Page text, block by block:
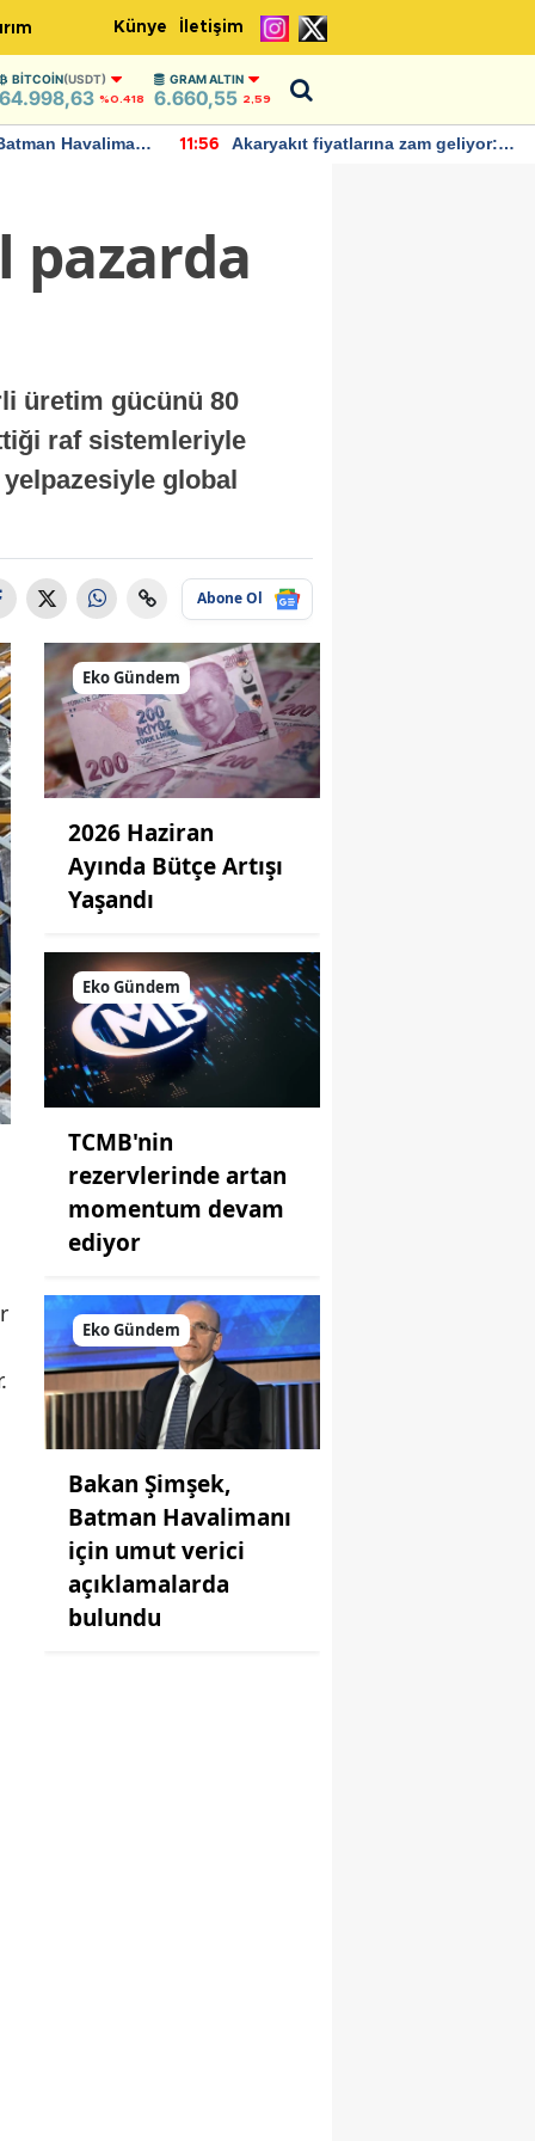
Künye İletişim
BITCOIN(USDT)
64.998,63 %0.418
GRAM ALTIN
6.660,55 2,59
zam geliyor:
22:37
IMF, Birleşik Krallık ekonomisinin
pazarda
üretim gücünü 80
raf sistemleriyle
global
Abone Ol
Eko Gündem
2026 Haziran
Ayında Bütçe Artışı
Yaşandı
Eko Gündem
TCMB'nin
rezervlerinde artan
momentum devam
ediyor
Eko Gündem
Bakan Şimşek,
Batman Havalimanı
için umut verici
açıklamalarda
bulundu